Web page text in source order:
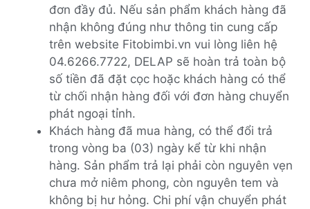
đơn đầy đủ. Nếu sản phẩm khách hàng đã
nhận không đúng như thông tin cung cấp
trên website Fitobimbi.vn vui lòng liên hệ
04.6266.7722, DELAP sẽ hoàn trả toàn bộ
số tiền đã đặt cọc hoặc khách hàng có thể
từ chối nhận hàng đối với đơn hàng chuyển
phát ngoại tỉnh.
Khách hàng đã mua hàng, có thể đổi trả
trong vòng ba (03) ngày kể từ khi nhận
hàng. Sản phẩm trả lại phải còn nguyên vẹn
chưa mở niêm phong, còn nguyên tem và
không bị hư hỏng. Chi phí vận chuyển phát